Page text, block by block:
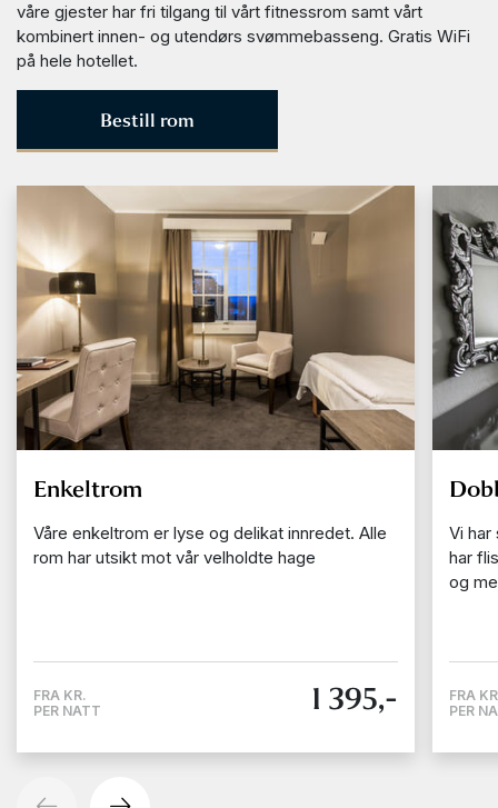
våre gjester har fri tilgang til vårt fitnessrom samt vårt
kombinert innen- og utendørs svømmebasseng. Gratis WiFi
på hele hotellet.
Bestill rom
Enkeltrom
Våre enkeltrom er lyse og delikat innredet. Alle
rom har utsikt mot vår velholdte hage
FRA KR.
PER NATT
1 395,-
Vi har
har
og
FRA
PER